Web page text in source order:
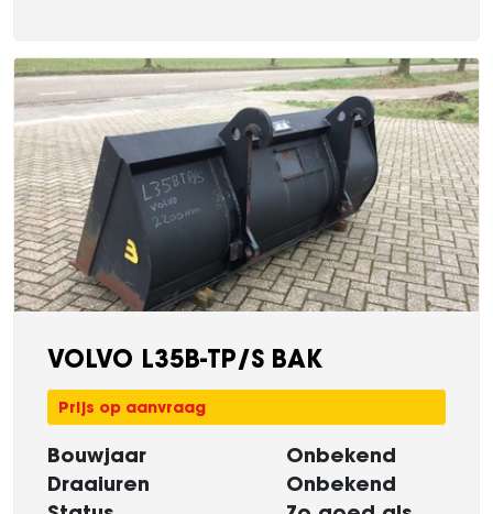
VOLVO L35B-TP/S BAK
Prijs op aanvraag
Bouwjaar
Onbekend
Draaiuren
Onbekend